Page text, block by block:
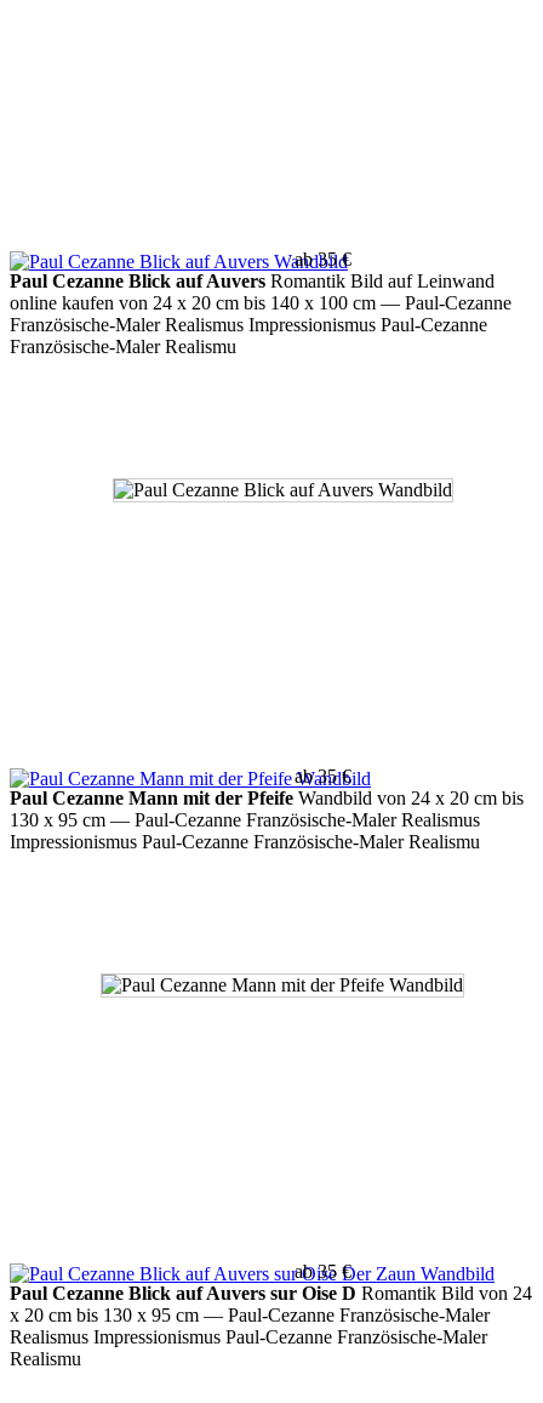
ab 35 €
Paul Cezanne Blick auf Auvers Romantik Bild auf Leinwand
online kaufen von 24 x 20 cm bis 140 x 100 cm — Paul-Cezanne
Französische-Maler Realismus Impressionismus Paul-Cezanne
Französische-Maler Realismu
ab 35 €
Paul Cezanne Mann mit der Pfeife Wandbild von 24 x 20 cm bis
130 x 95 cm — Paul-Cezanne Französische-Maler Realismus
Impressionismus Paul-Cezanne Französische-Maler Realismu
ab 35 €
Paul Cezanne Blick auf Auvers sur Oise D Romantik Bild von 24
x 20 cm bis 130 x 95 cm — Paul-Cezanne Französische-Maler
Realismus Impressionismus Paul-Cezanne Französische-Maler
Realismu